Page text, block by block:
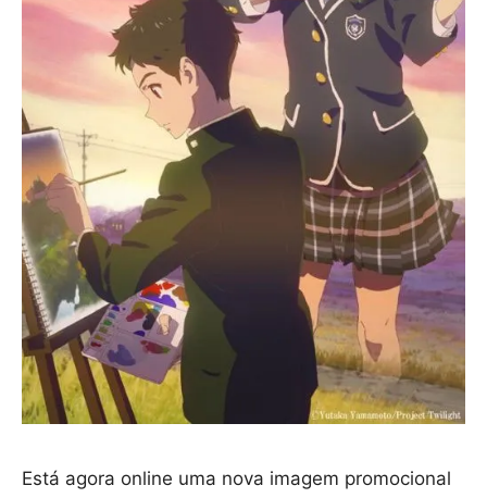
Está agora online uma nova imagem promocional